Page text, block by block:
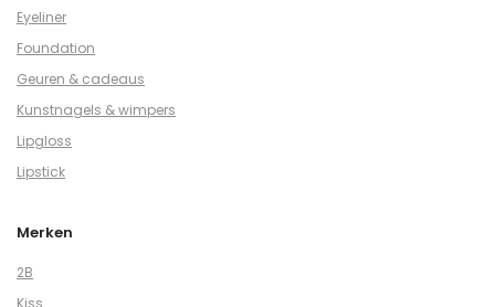
Eyeliner
Foundation
Geuren & cadeaus
Kunstnagels & wimpers
Lipgloss
Lipstick
Merken
2B
Kiss